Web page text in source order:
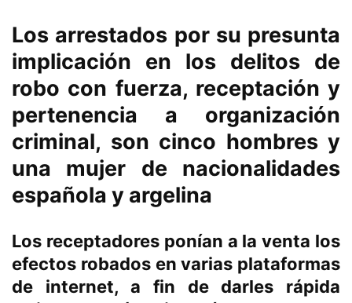
Los arrestados por su presunta
implicación en los delitos de
robo con fuerza, receptación y
pertenencia a organización
criminal, son cinco hombres y
una mujer de nacionalidades
española y argelina
Los receptadores ponían a la venta los
efectos robados en varias plataformas
de internet, a fin de darles rápida